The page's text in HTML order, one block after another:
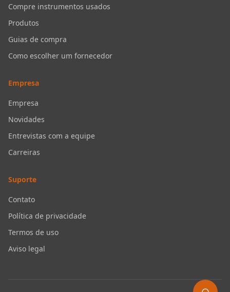
Compre instrumentos usados
Produtos
Guias de compra
Como escolher um fornecedor
Empresa
Empresa
Novidades
Entrevistas com a equipe
Carreiras
Suporte
Contato
Política de privacidade
Termos de uso
Aviso legal